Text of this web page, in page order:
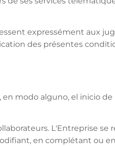
expressément aux
des présentes
modo alguno, el inicio
L'Entreprise se
en complétant ou